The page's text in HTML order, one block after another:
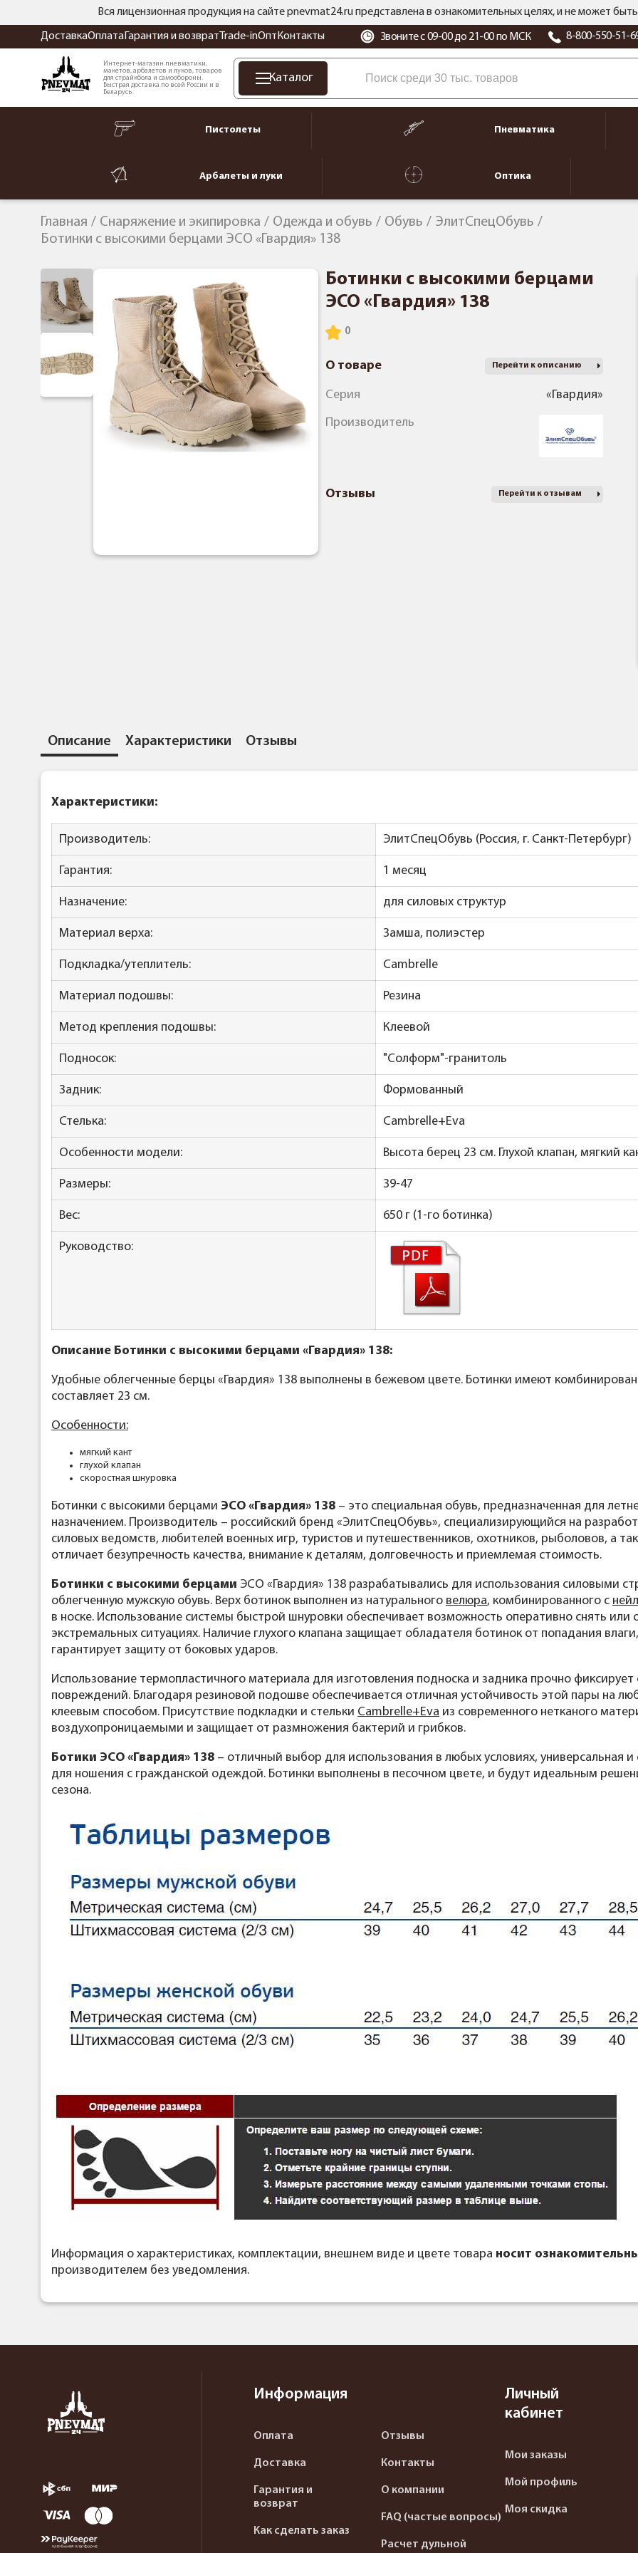
Вся лицензионная продукция на сайте pnevmat24.ru представлена в ознакомительных целях, и не может
ДоставкаОплата Гарантия и возврат Trade-inОпт Контакты Звоните с 09-00 до 21-00 по МСК 8-800-550-51-
Интернет-магазин пневматики,
макетов, арбалетов и луков, товаров
для страйкбола и самообороны.
Быстрая доставка по всей России и в
Беларусь.
Каталог
Пистолеты Пневматика
Арбалеты и луки Оптика
Главная Снаряжение и экипировка Одежда и обувь Обувь
ЭлитСпецОбувь
Ботинки с высокими берцами ЭСО «Гвардия» 138
Ботинки с высокими берцами
ЭСО «Гвардия» 138
О товаре Перейти к описанию
Серия «Гвардия»
Производитель
Отзывы Перейти к отзывам
Описание Характеристики Отзывы
Характеристики:
Производитель: ЭлитСпецОбувь (Россия, г. Санкт-Петербург)
Гарантия: 1 месяц
Назначение: для силовых структур
Материал верха: Замша, полиэстер
Подкладка/утеплитель: Cambrelle
Материал подошвы: Резина
Метод крепления подошвы: Клеевой
Подносок: "Солформ"-гранитоль
Задник: Формованный
Стелька: Cambrelle+Eva
Особенности модели: Высота берец 23 см. Глухой клапан, мягкий
Размеры: 39-47
Вес: 650 г (1-го ботинка)
Руководство:
Описание Ботинки с высокими берцами «Гвардия» 138:
Удобные облегченные берцы «Гвардия» 138 выполнены в бежевом цвете. Ботинки имеют
составляет 23 см.
Особенности:
мягкий кант
глухой клапан
скоростная шнуровка
Ботинки с высокими берцами ЭСО «Гвардия» 138 – это специальная обувь, предназначенная для
назначением. Производитель – российский бренд «ЭлитСпецОбувь», специализирующийся на
силовых ведомств, любителей военных игр, туристов и путешественников, охотников, рыболовов, а
отличает безупречность качества, внимание к деталям, долговечность и приемлемая стоимость.
Ботинки с высокими берцами ЭСО «Гвардия» 138 разрабатывались для использования силовыми
облегченную мужскую обувь. Верх ботинок выполнен из натурального велюра, комбинированного с
в носке. Использование системы быстрой шнуровки обеспечивает возможность оперативно снять
экстремальных ситуациях. Наличие глухого клапана защищает обладателя ботинок от попадания
гарантирует защиту от боковых ударов.
Использование термопластичного материала для изготовления подноска и задника прочно
повреждений. Благодаря резиновой подошве обеспечивается отличная устойчивость этой пары на
клеевым способом. Присутствие подкладки и стельки Cambrelle+Eva из современного нетканого
воздухопроницаемыми и защищает от размножения бактерий и грибков.
Ботики ЭСО «Гвардия» 138 – отличный выбор для использования в любых условиях, универсальная
для ношения с гражданской одеждой. Ботинки выполнены в песочном цвете, и будут идеальным
сезона.
Информация о характеристиках, комплектации, внешнем виде и цвете товара носит
производителем без уведомления.
Информация
Оплата
Доставка
Гарантия и
возврат
Как сделать заказ
Отзывы
Контакты
О компании
FAQ (частые вопросы)
Расчет дульной
Личный
кабинет
Мои заказы
Мой профиль
Моя скидка